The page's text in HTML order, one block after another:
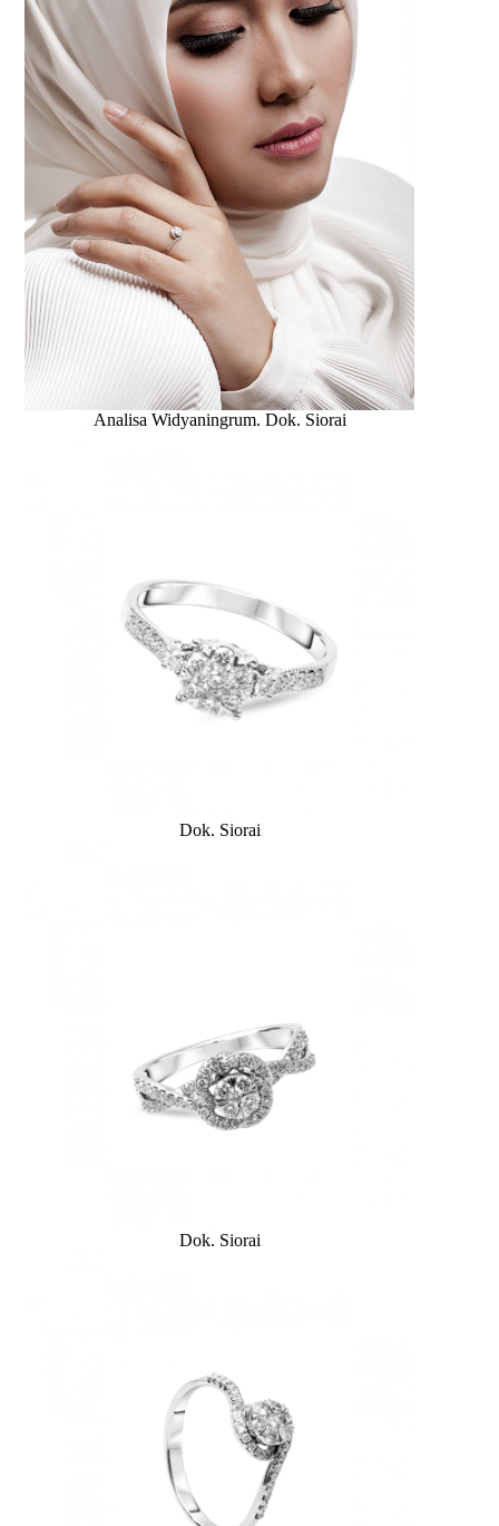
Analisa Widyaningrum. Dok. Siorai
Dok. Siorai
Dok. Siorai